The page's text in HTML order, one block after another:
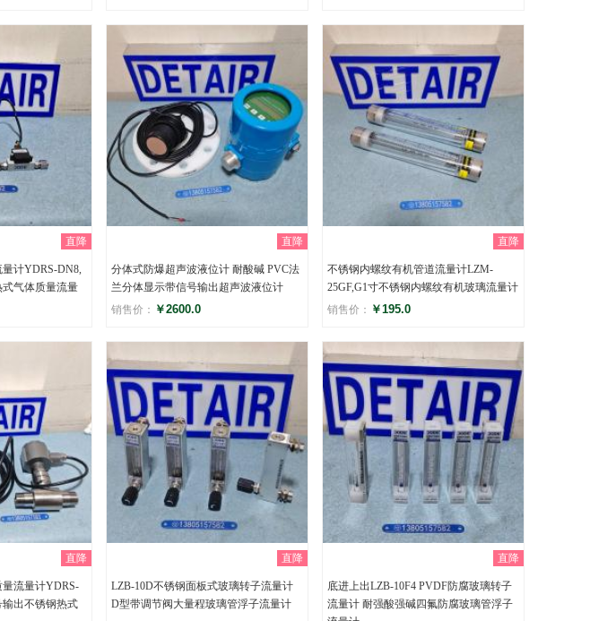
评分
()
评分
()
直降
计YDRS-DN8,
气体质量流量
直降
分体式防爆超声波液位计 耐酸碱 PVC法
兰分体显示带信号输出超声波液位计
销售价： ￥2600.0
评分
直降
不锈钢内螺纹有机管道流量计LZM-
25GF,G1寸不锈钢内螺纹有机玻璃流量计
销售价： ￥195.0
评分
()
直降
流量计YDRS-
出不锈钢热式
直降
LZB-10D不锈钢面板式玻璃转子流量计
D型带调节阀大量程玻璃管浮子流量计
直降
底进上出LZB-10F4 PVDF防腐玻璃转子
流量计 耐强酸强碱四氟防腐玻璃管浮子